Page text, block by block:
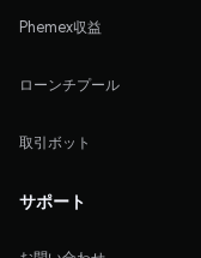
Phemex収益
ローンチプール
取引ボット
サポート